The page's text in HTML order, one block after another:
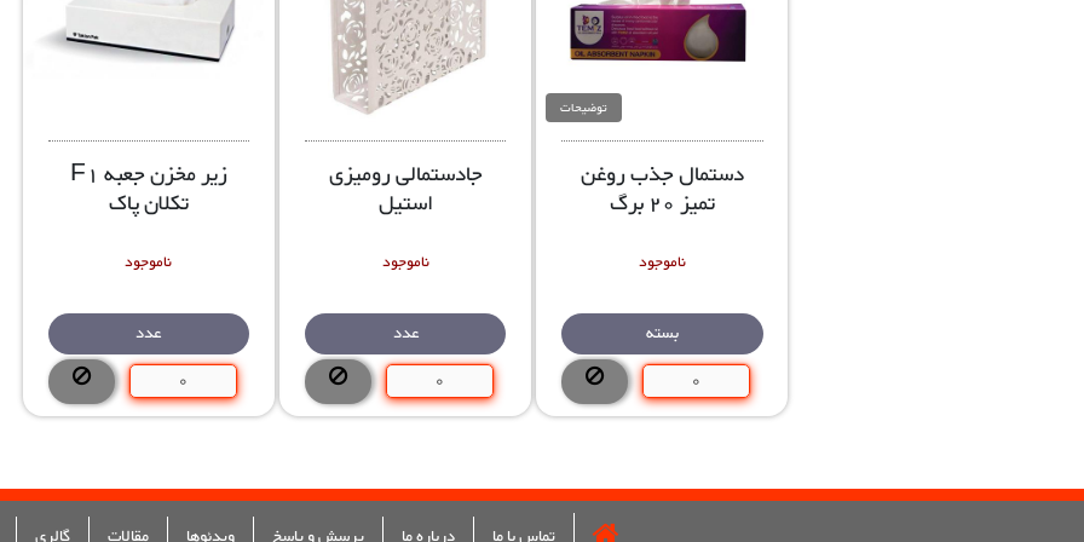
توضیحات
دستمال جذب روغن
تمیز 20 برگ
ناموجود
بسته
جادستمالی رومیزی
استیل
ناموجود
عدد
زیر مخزن جعبه F1
تکلان پاک
ناموجود
عدد